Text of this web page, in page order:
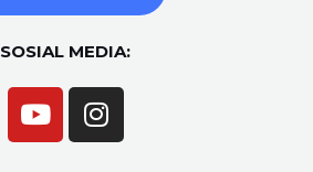
SOSIAL MEDIA: